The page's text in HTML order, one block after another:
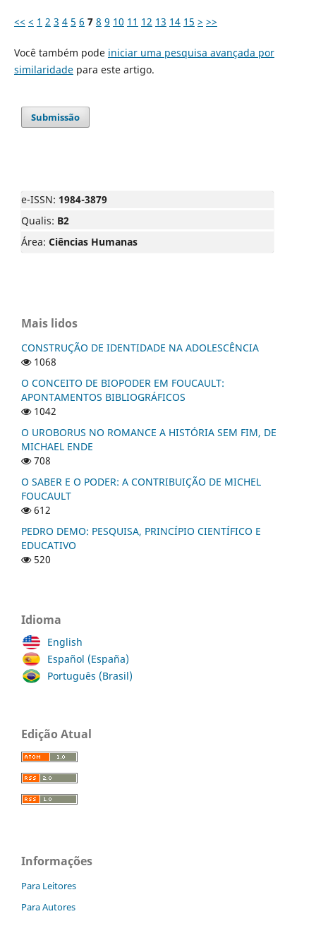
<< < 1 2 3 4 5 6 7 8 9 10 11 12 13 14 15 > >>
Você também pode iniciar uma pesquisa avançada por
similaridadepara este artigo.
Submissão
e-ISSN: 1984-3879
Qualis: B2
Área: Ciências Humanas
Mais lidos
CONSTRUÇÃO DE IDENTIDADE NA ADOLESCÊNCIA
1068
O CONCEITO DE BIOPODER EM FOUCAULT:
APONTAMENTOS BIBLIOGRÁFICOS
1042
O UROBORUS NO ROMANCE A HISTÓRIA SEM FIM, DE
MICHAEL ENDE
708
O SABER E O PODER: A CONTRIBUIÇÃO DE MICHEL
FOUCAULT
612
PEDRO DEMO: PESQUISA, PRINCÍPIO CIENTÍFICO E
EDUCATIVO
520
Idioma
English
Español (España)
Português (Brasil)
Edição Atual
Informações
Para Leitores
Para Autores